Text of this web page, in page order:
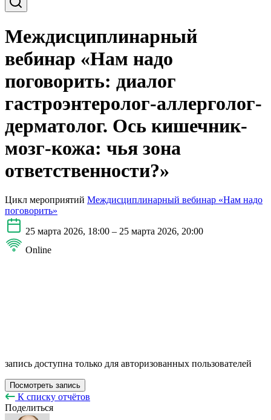
Междисциплинарный
вебинар «Нам надо
поговорить: диалог
гастроэнтеролог-аллерголог-
дерматолог. Ось кишечник-
мозг-кожа: чья зона
ответственности?»
Цикл мероприятий Междисциплинарный вебинар «Нам надо
поговорить»
25 марта 2026, 18:00 – 25 марта 2026, 20:00
Online
запись доступна только для авторизованных пользователей
Посмотреть запись
К списку отчётов
Поделиться